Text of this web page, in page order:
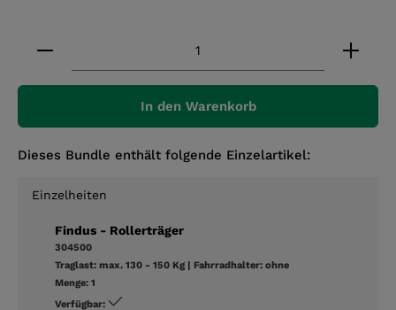
Produkt Anzahl: Gib den gewünschten Wert
In den Warenkorb
Dieses Bundle enthält folgende Einzelartikel:
Einzelheiten
Findus - Rollerträger
304500
Traglast: max. 130 - 150 Kg | Fahrradhalter: ohne
Menge: 1
Verfügbar: